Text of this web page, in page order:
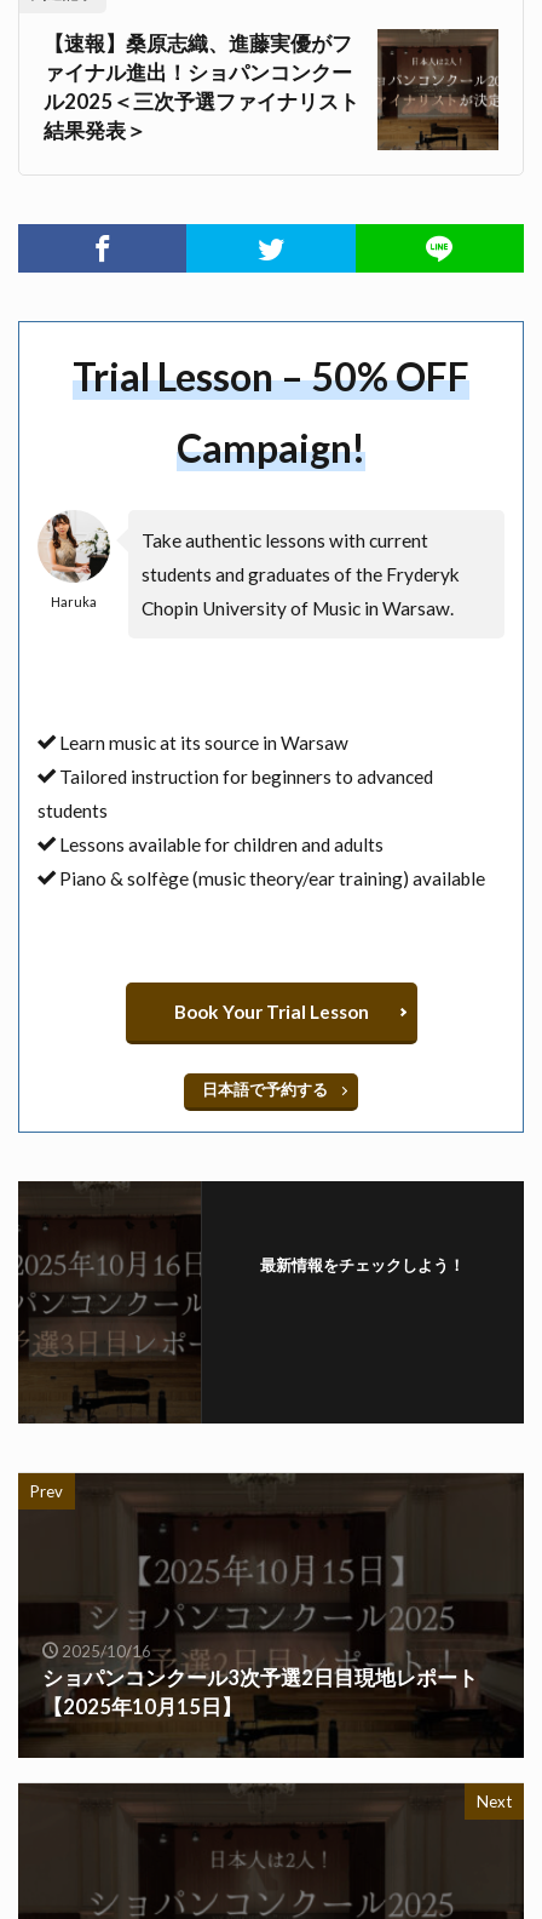
【速報】桑原志織、進藤実優がフ
ァイナル進出！ショパンコンクー
ル2025＜三次予選ファイナリスト
結果発表＞
Trial Lesson – 50% OFF
Campaign!
Haruka
Take authentic lessons with current
students and graduates of the Fryderyk
Chopin University of Music in Warsaw.
Learn music at its source in Warsaw
Tailored instruction for beginners to advanced
students
Lessons available for children and adults
Piano & solfège (music theory/ear training) available
Book Your Trial Lesson
日本語で予約する
最新情報をチェックしよう！
Prev
2025/10/16
ショパンコンクール3次予選2日目現地レポート
【2025年10月15日】
Next